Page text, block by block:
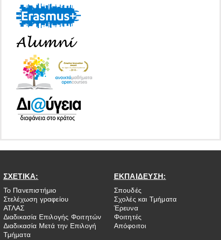
ΣΧΕΤΙΚΑ:
Το Πανεπιστήμιο
Στελέχωση γραφείου
ΑΤΛΑΣ
Διαδικασία Επιλογής Φοιτητών
Διαδικασία Μετά την Επιλογή
Τμήματα
ΕΚΠΑΙΔΕΥΣΗ:
Σπουδές
Σχολές και Τμήματα
Έρευνα
Φοιτητές
Απόφοιτοι